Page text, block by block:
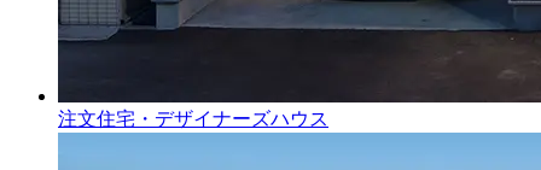
注文住宅・デザイナーズハウス